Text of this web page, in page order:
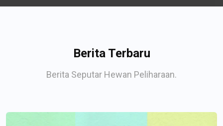
Berita Terbaru
Berita Seputar Hewan Peliharaan.